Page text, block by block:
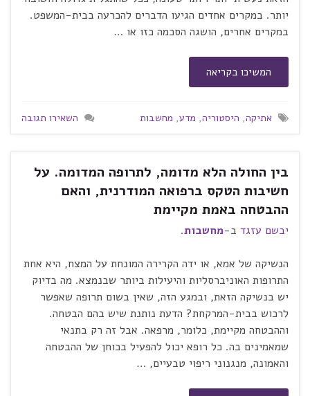
יותר. במקרים אחדים הגיעו הדברים להכרעה בבית-המשפט.
במקרים אחרים, הושגה הסכמה כזו או …
המשיכו בקריאה
אתיקה, היסטוריה, מדע, מחשבות השאירו תגובה
בין החולה הלא מדומה, לתרופה המדומה. על
חשיבות הטקס ברפואה המודרנית, והאם
ההבטחה באמת מקיימת
יבשם עזגד ב-מחשבות.
הנשיקה של אמא, או ידה הקרירה המונחת על המצח, היא אחת
התרופות האוניברסליות והיעילות ביותר שבנמצא. מה בדיוק
יש בנשיקה הזאת, ובמגע הזה, שאין בשום תרופה שאפשר
לרכוש בבית-המרקחת? הדעת נותנת שיש בהם הבטחה.
וההבטחה מקיימת, כלומר, מרפאה. אבל זה רק בתנאי
שמאמינים בה. כל רופא יכול להפעיל בכוחן של ההבטחה
והאמונה, מנגנוני ריפוי טבעיים, …